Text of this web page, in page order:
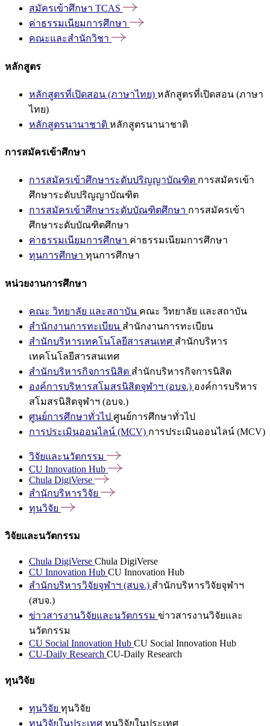
สมัครเข้าศึกษา TCAS
ค่าธรรมเนียมการศึกษา
คณะและสำนักวิชา
หลักสูตร
หลักสูตรที่เปิดสอน (ภาษาไทย) หลักสูตรที่เปิดสอน (ภาษา
ไทย)
หลักสูตรนานาชาติ หลักสูตรนานาชาติ
การสมัครเข้าศึกษา
การสมัครเข้าศึกษาระดับปริญญาบัณฑิต การสมัครเข้า
ศึกษาระดับปริญญาบัณฑิต
การสมัครเข้าศึกษาระดับบัณฑิตศึกษา การสมัครเข้า
ศึกษาระดับบัณฑิตศึกษา
ค่าธรรมเนียมการศึกษา ค่าธรรมเนียมการศึกษา
ทุนการศึกษา ทุนการศึกษา
หน่วยงานการศึกษา
คณะ วิทยาลัย และสถาบัน คณะ วิทยาลัย และสถาบัน
สำนักงานการทะเบียน สำนักงานการทะเบียน
สำนักบริหารเทคโนโลยีสารสนเทศ สำนักบริหาร
เทคโนโลยีสารสนเทศ
สำนักบริหารกิจการนิสิต สำนักบริหารกิจการนิสิต
องค์การบริหารสโมสรนิสิตจุฬาฯ (อบจ.) องค์การบริหาร
สโมสรนิสิตจุฬาฯ (อบจ.)
ศูนย์การศึกษาทั่วไป ศูนย์การศึกษาทั่วไป
การประเมินออนไลน์ (MCV) การประเมินออนไลน์ (MCV)
วิจัยและนวัตกรรม
CU Innovation Hub
Chula DigiVerse
สำนักบริหารวิจัย
ทุนวิจัย
วิจัยและนวัตกรรม
Chula DigiVerse Chula DigiVerse
CU Innovation Hub CU Innovation Hub
สำนักบริหารวิจัยจุฬาฯ (สบจ.) สำนักบริหารวิจัยจุฬาฯ
(สบจ.)
ข่าวสารงานวิจัยและนวัตกรรม ข่าวสารงานวิจัยและ
นวัตกรรม
CU Social Innovation Hub CU Social Innovation Hub
CU-Daily Research CU-Daily Research
ทุนวิจัย
ทุนวิจัย ทุนวิจัย
ทุนวิจัยในประเทศ ทุนวิจัยในประเทศ